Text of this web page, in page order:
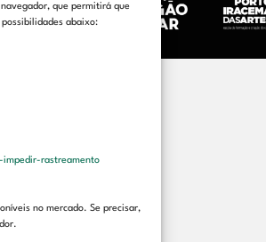
que permitirá que
abaixo:
rastreamento
no mercado. Se precisar,